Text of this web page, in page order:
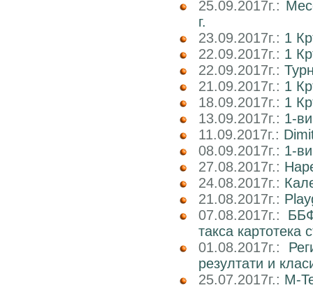
25.09.2017г.:
г.
23.09.2017г.: 1
22.09.2017г.: 1
22.09.2017г.:
21.09.2017г.: 1
18.09.2017г.: 1
13.09.2017г.: 1-
11.09.2017г.:
08.09.2017г.: 1-
27.08.2017г.:
24.08.2017г.:
21.08.2017г.:
07.08.2017г.:
такса картотека
01.08.2017г.:
резултати и
25.07.2017г.: M-